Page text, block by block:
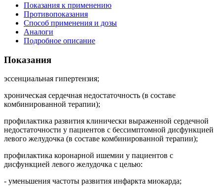
Показания к применению
Противопоказания
Способ применения и дозы
Аналоги
Подробное описание
Показания
эссенциальная гипертензия;
хроническая сердечная недостаточность (в составе
комбинированной терапии);
профилактика развития клинически выраженной сердечной
недостаточности у пациентов с бессимптомной дисфункцией
левого желудочка (в составе комбинированной терапии);
профилактика коронарной ишемии у пациентов с
дисфункцией левого желудочка с целью:
- уменьшения частоты развития инфаркта миокарда;